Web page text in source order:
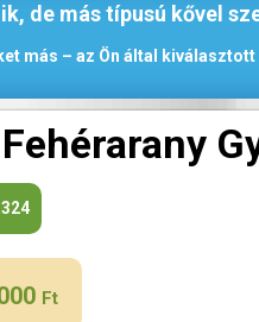
de más típusú kővel
más – az Ön által
Ft